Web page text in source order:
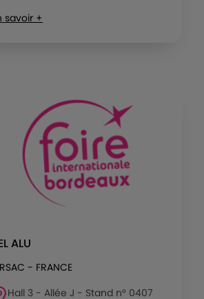
savoir +
ALU
- FRANCE
Hall 3 - Allée J - Stand n° 0407